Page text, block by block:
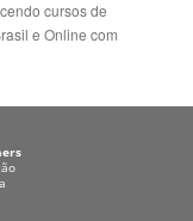
cursos de
e Online com